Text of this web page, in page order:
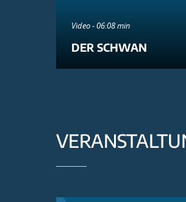
Video - 06:08 min
DER SCHWAN